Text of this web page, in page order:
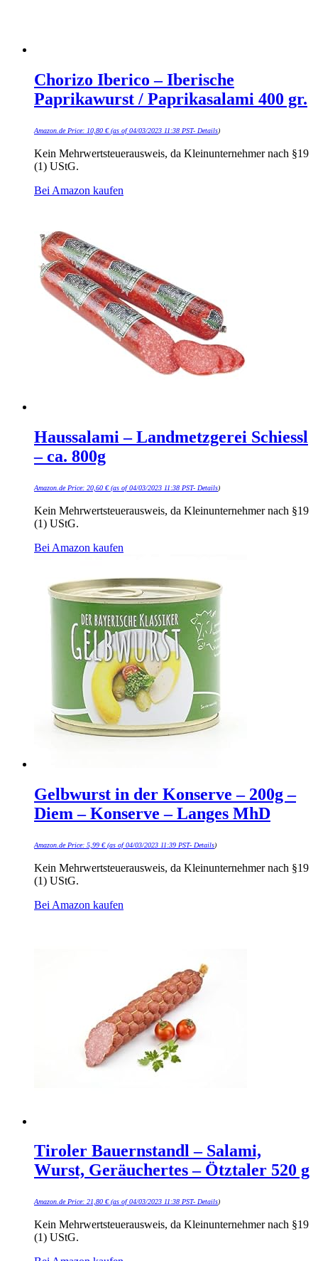
Chorizo Iberico – Iberische
Paprikawurst / Paprikasalami 400 gr.
Amazon.de Price: 10,80 €(as of 04/03/2023 11:38 PST- Details)
Kein Mehrwertsteuerausweis, da Kleinunternehmer nach §19
(1) UStG.
Bei Amazon kaufen
Haussalami – Landmetzgerei Schiessl
– ca. 800g
Amazon.de Price: 20,60 €(as of 04/03/2023 11:38 PST- Details)
Kein Mehrwertsteuerausweis, da Kleinunternehmer nach §19
(1) UStG.
Bei Amazon kaufen
Gelbwurst in der Konserve – 200g –
Diem – Konserve – Langes MhD
Amazon.de Price: 5,99 €(as of 04/03/2023 11:39 PST- Details)
Kein Mehrwertsteuerausweis, da Kleinunternehmer nach §19
(1) UStG.
Bei Amazon kaufen
Tiroler Bauernstandl – Salami,
Wurst, Geräuchertes – Ötztaler 520 g
Amazon.de Price: 21,80 €(as of 04/03/2023 11:38 PST- Details)
Kein Mehrwertsteuerausweis, da Kleinunternehmer nach §19
(1) UStG.